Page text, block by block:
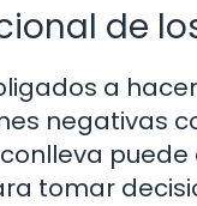
de
a
negativas
tomar